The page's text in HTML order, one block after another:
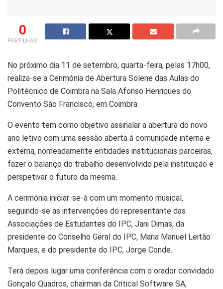
0
PARTILHAS
No próximo dia 11 de setembro, quarta-feira, pelas 17h00,
realiza-se a Cerimónia de Abertura Solene das Aulas do
Politécnico de Coimbra na Sala Afonso Henriques do
Convento São Francisco, em Coimbra.
O evento tem como objetivo assinalar a abertura do novo
ano letivo com uma sessão aberta à comunidade interna e
externa, nomeadamente entidades institucionais parceiras,
fazer o balanço do trabalho desenvolvido pela instituição e
perspetivar o futuro da mesma.
A cerimónia iniciar-se-á com um momento musical,
seguindo-se as intervenções do representante das
Associações de Estudantes do IPC, Jani Dimas, da
presidente do Conselho Geral do IPC, Maria Manuel Leitão
Marques, e do presidente do IPC, Jorge Conde.
Terá depois lugar uma conferência com o orador convidado
Gonçalo Quadros, chairman da Critical Software SA,